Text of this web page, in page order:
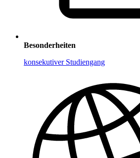
Besonderheiten
konsekutiver Studiengang